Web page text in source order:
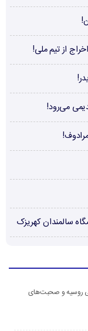
از تیم ملی!
می‌رود!
سالمندان کهریزک
روسیه و صحبت‌های